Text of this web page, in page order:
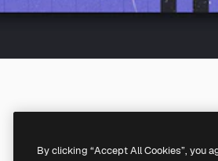
By clicking “Accept All Cookies”, you